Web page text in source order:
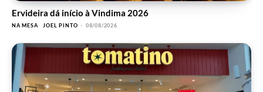
Ervideira dá início à Vindima 2026
NA MESA JOEL PINTO - 08/08/2026